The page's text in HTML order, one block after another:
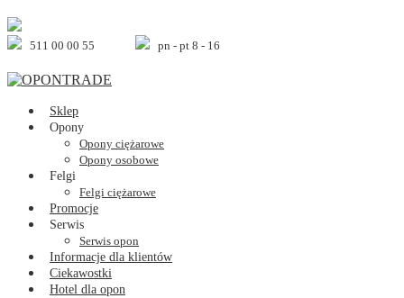
Skip
to
content511 00 00 55 pn - pt 8 - 16
Sklep
Opony
Opony ciężarowe
Opony osobowe
Felgi
Felgi ciężarowe
Promocje
Serwis
Serwis opon
Informacje dla klientów
Ciekawostki
Hotel dla opon